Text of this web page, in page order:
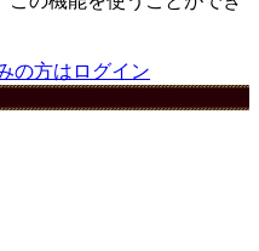
の方はログイン